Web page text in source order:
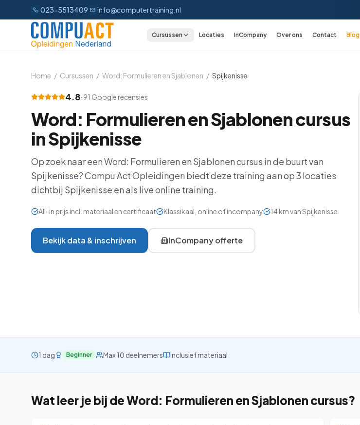
023-5513409 info@computertraining.nl
Cursussen
Excel
Outlook
Power BI
Office 365
AI
VBA
Project
Excel met VBA
Locaties InCompany Over ons Contact Blog
Home / Cursussen / Word: Formulieren en Sjablonen / Spijkenisse
4.8· 91 Google recensies
Word: Formulieren en Sjablonencursus
inSpijkenisse
Op zoek naar eenWord: Formulieren en Sjablonencursus in de buurt van
Spijkenisse? Compu Act Opleidingen biedt deze training aan op3 locaties
dichtbij Spijkenisse en als live online training.
All-in prijs incl. materiaal en certificaat Klassikaal, online of incompany 14km vanSpijkenisse
Bekijk data & inschrijven InCompany offerte
1 dag Beginner Max 10 deelnemers Inclusief materiaal
Wat leer je bij deWord: Formulieren en Sjablonen cursus?